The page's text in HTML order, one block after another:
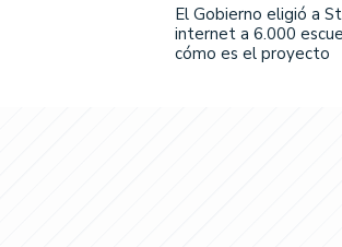
El Gobierno eligió a
internet a 6.000
cómo es el proyecto